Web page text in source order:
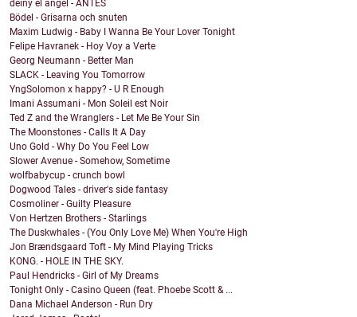
deiny el angel - ANTES
Bödel - Grisarna och snuten
Maxim Ludwig - Baby I Wanna Be Your Lover Tonight
Felipe Havranek - Hoy Voy a Verte
Georg Neumann - Better Man
SLACK - Leaving You Tomorrow
YngSolomon x happy? - U R Enough
Imani Assumani - Mon Soleil est Noir
Ted Z and the Wranglers - Let Me Be Your Sin
The Moonstones - Calls It A Day
Uno Gold - Why Do You Feel Low
Slower Avenue - Somehow, Sometime
wolfbabycup - crunch bowl
Dogwood Tales - driver's side fantasy
Cosmoliner - Guilty Pleasure
Von Hertzen Brothers - Starlings
The Duskwhales - (You Only Love Me) When You're High
Jon Brændsgaard Toft - My Mind Playing Tricks
KONG. - HOLE IN THE SKY.
Paul Hendricks - Girl of My Dreams
Tonight Only - Casino Queen (feat. Phoebe Scott & ...
Dana Michael Anderson - Run Dry